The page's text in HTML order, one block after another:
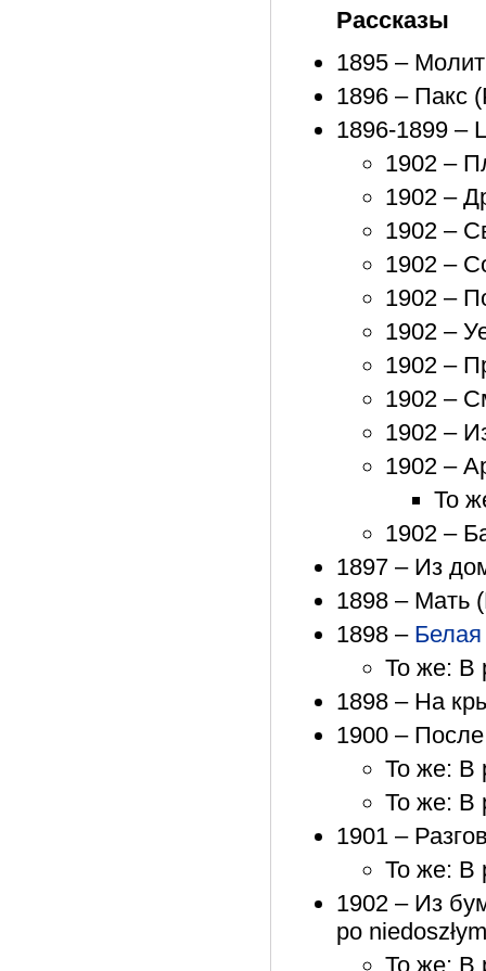
Рассказы
1895 –
1896 – Пакс
1896-1899 –
1902 –
1902 –
1902 –
1902 –
1902 –
1902 –
1902 –
1902 –
1902 –
1902 –
То
1902 –
1897 – Из
1898 – Мать
1898 –
То же: В
1898 – На
1900 –
То же: В
То же: В
1901 –
То же: В
1902 – Из
po
То же: В